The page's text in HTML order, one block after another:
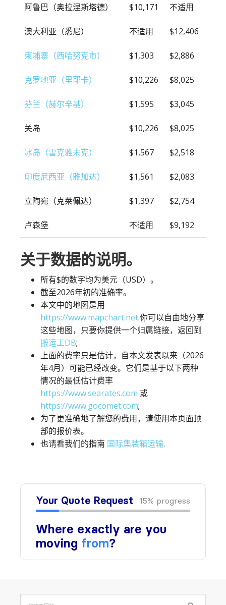
阿鲁巴（奥拉涅斯塔德） $10,171 不适用
澳大利亚（悉尼） 不适用 $12,406
柬埔寨（西哈努克市） $1,303 $2,886
克罗地亚（里耶卡） $10,226 $8,025
芬兰（赫尔辛基） $1,595 $3,045
关岛 $10,226 $8,025
冰岛（雷克雅未克） $1,567 $2,518
印度尼西亚（雅加达） $1,561 $2,083
立陶宛（克莱佩达） $1,397 $2,754
卢森堡 不适用 $9,192
关于数据的说明。
所有$的数字均为美元（USD）。
截至2026年初的准确率。
本文中的地图是用
https://www.mapchart.net.你可以自由地分享
这些地图，只要你提供一个归属链接，返回到
搬运工DB;
上面的费率只是估计，自本文发表以来（2026
年4月）可能已经改变。它们是基于以下两种
情况的最低估计费率
https://www.searates.com 或
https://www.gocomet.com;
为了更准确地了解您的费用，请使用本页面顶
部的报价表。
也请看我们的指南 国际集装箱运输.